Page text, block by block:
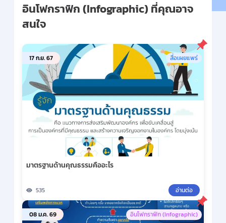
อินโฟกราฟิก (Infographic) ที่คุณอาจ
สนใจ
17 ก.ย. 67 สื่อเผยแพร่
มาตรฐานด้านคุณธรรมคืออะไร
535 อ่านต่อ
08 ม.ค. 69 อินโฟกราฟิก (Infographic)